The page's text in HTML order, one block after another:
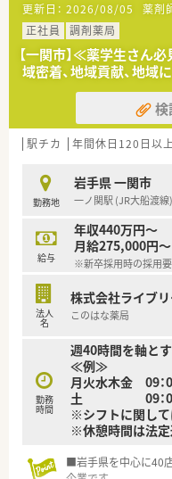
【やりがい/おすすめ
■ショッピングセン
齢者まで多様な方と
す。
■面応需により多くの
取り扱う品目数も多
■残業時間が適正に
ステージの変化に応
【法人特徴について】
■国内の小売業でト
一員であり、安定し
■ショッピングセン
けでなく健康をトー
す。
ズを先取りするヘル
す。
更新日： 2026/08/05 薬剤
正社員
調剤薬局
【一関市】≪薬学生さん
域密着、地域貢献、地域
検
駅チカ 年間休日120日以
勤務地
岩手県 一関市
一ノ関駅 (JR大船渡
給与
年収440万円～
月給275,000円～
※新卒採用時の採用要
法人
名
株式会社ライブ
このはな薬局
勤務
時間
週40時間を軸と
≪例≫
月火水木金 09：
土 09：00
※シフトに関し
※休憩時間は法定
■岩手県を中心に40